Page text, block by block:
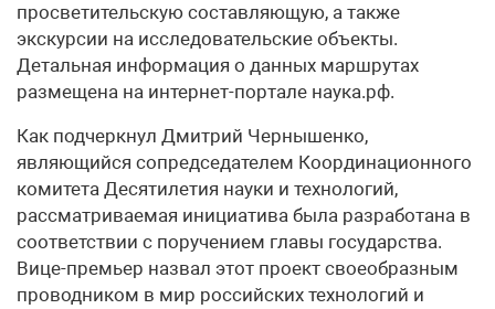
просветительскую составляющую, а также
экскурсии на исследовательские объекты.
Детальная информация о данных маршрутах
размещена на интернет-портале наука.рф.
Как подчеркнул Дмитрий Чернышенко,
являющийся сопредседателем Координационного
комитета Десятилетия науки и технологий,
рассматриваемая инициатива была разработана в
соответствии с поручением главы государства.
Вице-премьер назвал этот проект своеобразным
проводником в мир российских технологий и